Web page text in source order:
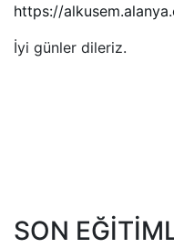
https://
İyi günler dileriz.
SON